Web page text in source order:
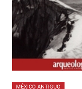
MÉXICO ANTIGUO